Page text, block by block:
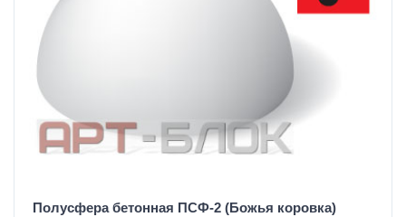
Полусфера бетонная ПСФ-2 (Божья коровка)